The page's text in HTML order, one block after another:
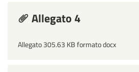
Allegato 4
Allegato 305.63 KB formato docx